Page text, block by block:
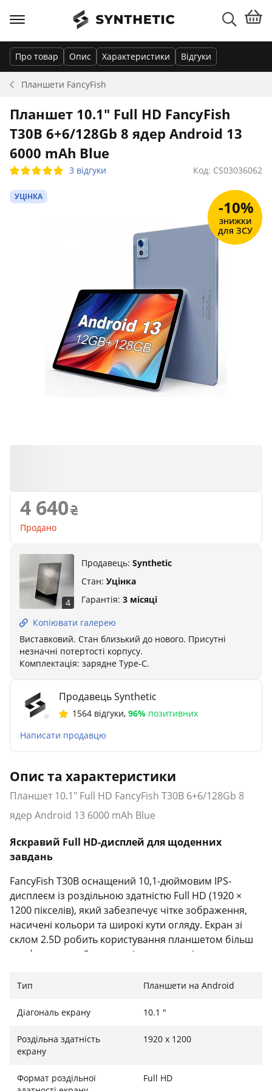
Планшети FancyFish
Про товар Опис Характеристики Відгуки
Планшет 10.1" Full HD FancyFish
T30B 6+6/128Gb 8 ядер Android 13
6000 mAh Blue
3 відгуки Код: CS03036062
УЦІНКА
-10%
знижки
для ЗСУ
4 640
Продано
4
Продавець: Synthetic
Стан: Уцінка
Гарантія: 3 місяці
Копіювати галерею
Виставковий. Стан близький до нового. Присутні
незначні потертості корпусу.
Комплектація: зарядне Тype-C.
Продавець Synthetic
1564 відгуки, 96% позитивних
Написати продавцю
Опис та характеристики
Планшет 10.1" Full HD FancyFish T30B 6+6/128Gb 8
ядер Android 13 6000 mAh Blue
Яскравий Full HD-дисплей для щоденних
завдань
FancyFish T30B оснащений 10,1-дюймовим IPS-
дисплеєм із роздільною здатністю Full HD (1920 ×
1200 пікселів), який забезпечує чітке зображення,
насичені кольори та широкі кути огляду. Екран зі
склом 2.5D робить користування планшетом більш
комфортним, а його розміри чудово підходять для
роботи з документами.
Продуктивність і великий запас пам'яті
оснащений 8-ядерним процесором, що забезпечує
перемикання між ними. Модель має 6 ГБ
Тип Планшети на Android
Діагональ екрану 10.1 "
Роздільна здатність
екрану
1920 x 1200
Формат роздільної
Full HD